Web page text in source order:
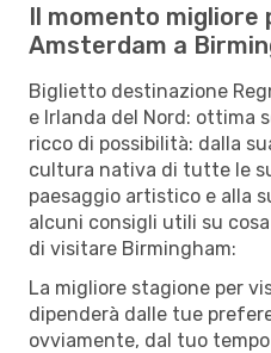
Il momento migliore
Amsterdam a
Biglietto destinazione
e Irlanda del Nord: ottima
ricco di possibilità: dalla
cultura nativa di tutte le
paesaggio artistico e alla
alcuni consigli utili su
di visitare Birmingham:
La migliore stagione per
dipenderà dalle tue
ovviamente, dal tuo